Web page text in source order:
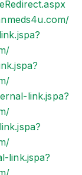
link.jspa?
link.jspa?